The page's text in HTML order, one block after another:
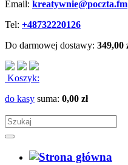
Email: kreatywnie@poczta.fm
Tel: +48732220126
Do darmowej dostawy: 349,00
Koszyk:
do kasy suma: 0,00 zł